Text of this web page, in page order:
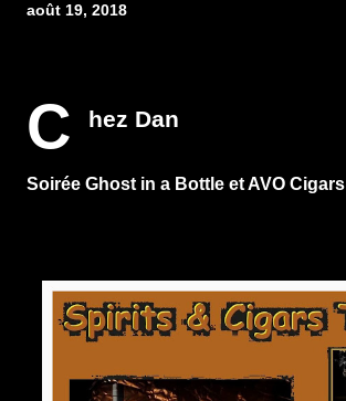
août 19, 2018
C hez Dan
Soirée Ghost in a Bottle et AVO Cigars